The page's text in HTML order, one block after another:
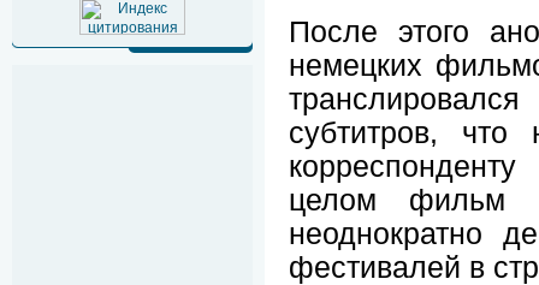
После этого
немецких
субтитров,
целом фильм
неоднократно
фестивалей в